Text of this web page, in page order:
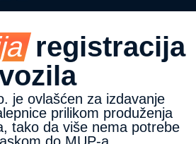
registracija
je ovlašćen za izdavanje
prilikom produženja
tako da više nema potrebe